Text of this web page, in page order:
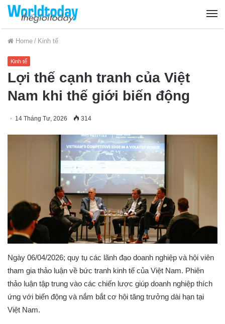
Home / Kinh tế
Kinh tế
Lợi thế cạnh tranh của Việt
Nam khi thế giới biến động
14 Tháng Tư, 2026 314
Ngày 06/04/2026; quy tụ các lãnh đạo doanh nghiệp và hội viên
tham gia thảo luận về bức tranh kinh tế của Việt Nam. Phiên
thảo luận tập trung vào các chiến lược giúp doanh nghiệp thích
ứng với biến động và nắm bắt cơ hội tăng trưởng dài hạn tại
Việt Nam.